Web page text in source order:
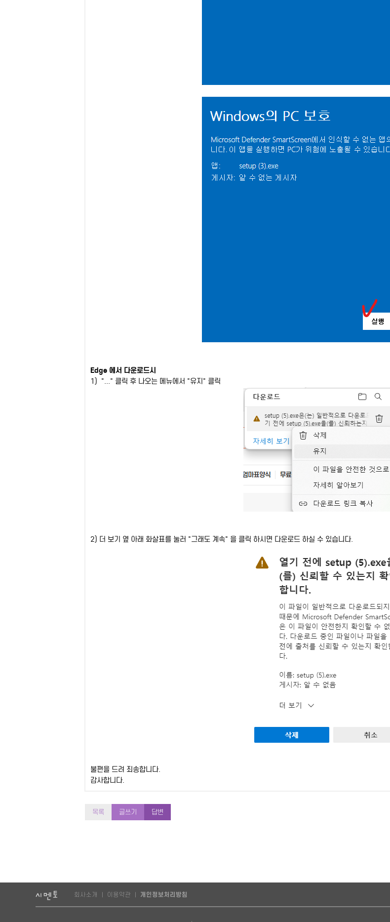
Edge 에서 다운로드시
1) "..." 클릭 후 나오는 메뉴에서 "유지" 클릭
2) 더 보기 옆 아래 화살표를 눌러 "그래도 계속" 을 클릭 하시면 다운로드 하실 수 있습니다.
불편을 드려 죄송합니다.
감사합니다.
목록 글쓰기 답변
회사소개 이용약관 개인정보처리방침